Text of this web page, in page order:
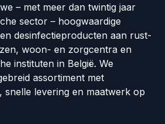
– met meer dan twintig jaar
sector – hoogwaardige
desinfectieproducten aan rust-
woon- en zorgcentra en
instituten in België. We
assortiment met
snelle levering en maatwerk op